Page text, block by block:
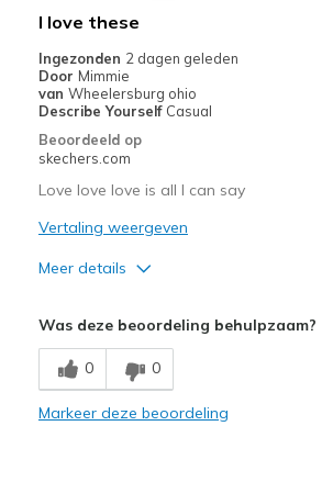
Beste toepassingen
Travel
Width
Sizing
View On Shoes
Shoes are for Wearing
I love these
Ingezonden 2 dagen geleden
Door Mimmie
van Wheelersburg ohio
Describe Yourself Casual
Beoordeeld op
skechers.com
Love love love is all I can say
Vertaling weergeven
Meer details
Breathe Well
Comfortable
Was deze beoordeling behulpzaam?
0 0
Markeer deze beoordeling